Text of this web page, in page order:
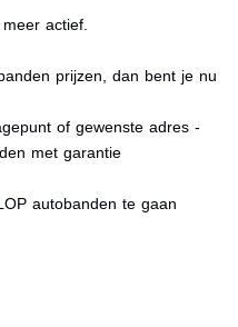
actief.
prijzen, dan bent je nu
of gewenste adres -
met garantie
autobanden te gaan